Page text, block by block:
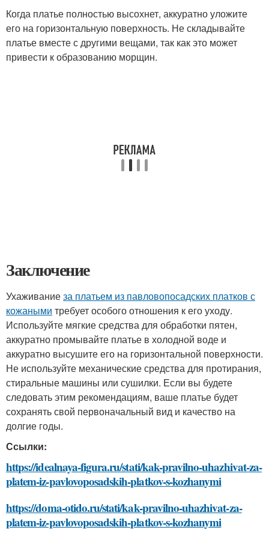
Когда платье полностью высохнет, аккуратно уложите
его на горизонтальную поверхность. Не складывайте
платье вместе с другими вещами, так как это может
привести к образованию морщин.
Заключение
Ухаживаниеза платьем из павловопосадских платков с
кожаными требует особого отношения к его уходу.
Используйте мягкие средства для обработки пятен,
аккуратно промывайте платье в холодной воде и
аккуратно высушите его на горизонтальной поверхности.
Не используйте механические средства для протирания,
стиральные машины или сушилки. Если вы будете
следовать этим рекомендациям, ваше платье будет
сохранять свой первоначальный вид и качество на
долгие годы.
Ссылки:
https://idealnaya-figura.ru/stati/kak-pravilno-uhazhivat-za-
platem-iz-pavlovoposadskih-platkov-s-kozhanymi
https://doma-otido.ru/stati/kak-pravilno-uhazhivat-za-
platem-iz-pavlovoposadskih-platkov-s-kozhanymi